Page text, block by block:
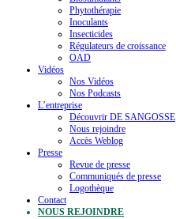
Phytothérapie
Inoculants
Insecticides
Régulateurs de croissance
OAD
Vidéos
Nos Vidéos
Nos Podcasts
L’entreprise
Découvrir DE SANGOSSE
Nous rejoindre
Accès Weblog
Presse
Revue de presse
Communiqués de presse
Logothèque
Contact
NOUS REJOINDRE